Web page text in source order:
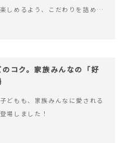
しめるよう、こだわりを詰め込
げました。 様々なシーンでお召
コク。家族みんなの「好
どもも、家族みんなに愛される
場しました！